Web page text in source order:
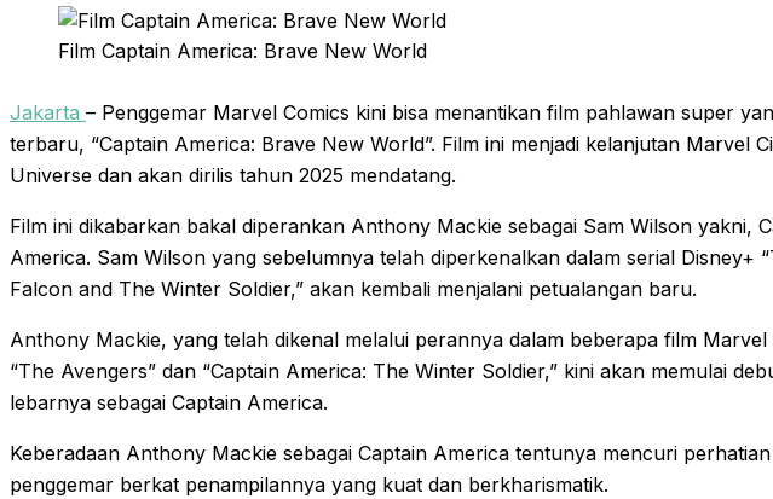
Film Captain America: Brave New World
Jakarta – Penggemar Marvel Comics kini bisa menantikan film pahlawan super
terbaru, “Captain America: Brave New World”. Film ini menjadi kelanjutan Marvel
Universe dan akan dirilis tahun 2025 mendatang.
Film ini dikabarkan bakal diperankan Anthony Mackie sebagai Sam Wilson yakni,
America. Sam Wilson yang sebelumnya telah diperkenalkan dalam serial Disney+
Falcon and The Winter Soldier,” akan kembali menjalani petualangan baru.
Anthony Mackie, yang telah dikenal melalui perannya dalam beberapa film Marvel
“The Avengers” dan “Captain America: The Winter Soldier,” kini akan memulai
lebarnya sebagai Captain America.
Keberadaan Anthony Mackie sebagai Captain America tentunya mencuri
penggemar berkat penampilannya yang kuat dan berkharismatik.